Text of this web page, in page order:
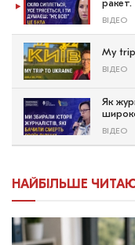
ВІДЕО
My trip
ВІДЕО
Як
ВІДЕО
НАЙБІЛЬШЕ